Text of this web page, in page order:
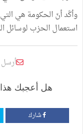
وأكّد أنّ الحكومة هي
استعمال الحزب لوسائل
هل أعجبك
شارك